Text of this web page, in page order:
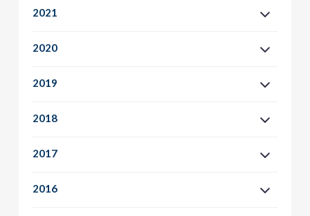
2021
2020
2019
2018
2017
2016